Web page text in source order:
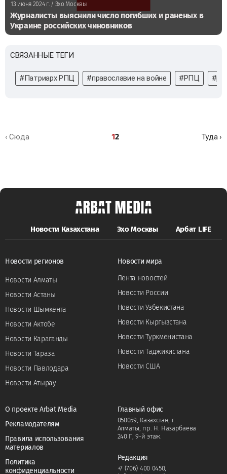
13 июня 2024 г./ Эхо Москвы
Журналисты выяснили число погибших и раненых в
Украине российских чиновников
СВЯЗАННЫЕ ТЕГИ
#Патриарх РПЦ #православие на войне #РПЦ
‹ Сюда 12 Туда ›
Новости Казахстана Эхо Москвы Арбат LIFE
Новости регионов
Новости Алматы
Новости Астаны
Новости Шымкента
Новости Актобе
Новости Караганды
Новости Тараза
Новости Павлодара
Новости Атырау
Новости мира
Лента новостей
Новости России
Новости Узбекистана
Новости Кыргызстана
Новости Туркменистана
Новости Таджикистана
Новости США
О проекте Arbat Media
Рекламодателям
Правила использования
материалов
Политика
конфиденциальности
Главный офис
050059, Казахстан, г.
Алматы, пр. Н. Назарбаева
240 Г, 9-й этаж.
Редакция
+7 (706) 400 0450,